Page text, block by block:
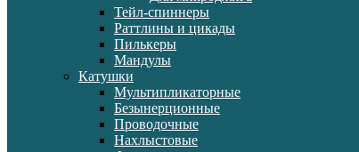
Тейл-спиннеры
Раттлины и цикады
Пилькеры
Мандулы
Катушки
Мультипликаторные
Безынерционные
Проводочные
Нахлыстовые